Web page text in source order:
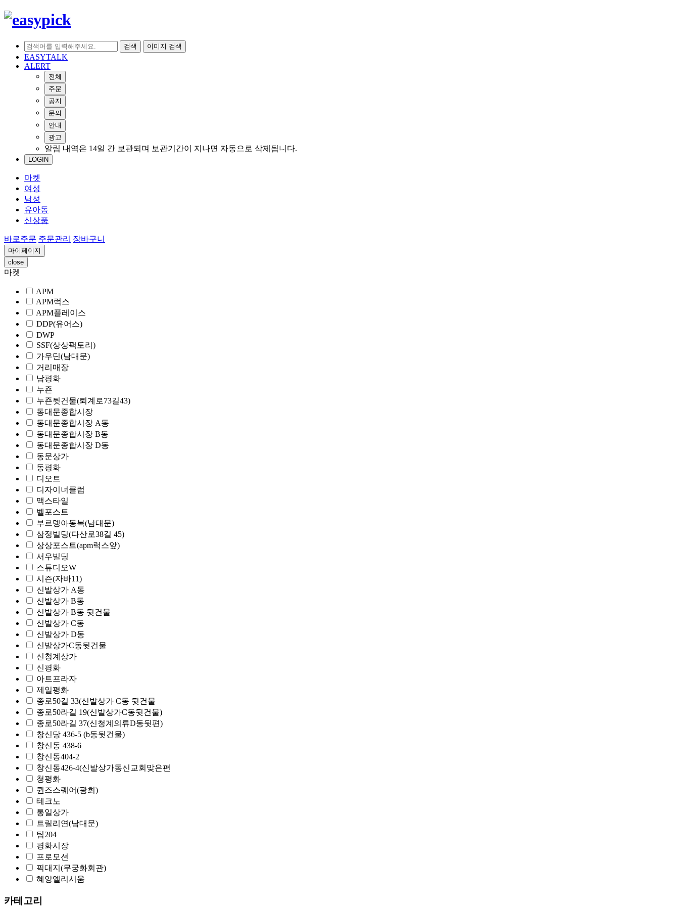
검색 이미지 검색
EASYTALK
ALERT
전체
주문
공지
문의
안내
광고
알림 내역은 14일 간 보관되며 보관기간이 지나면 자동으로 삭제됩니다.
LOGIN
마켓
여성
남성
유아동
신상품
바로주문 주문관리 장바구니
마이페이지
close
마켓
APM
APM럭스
APM플레이스
DDP(유어스)
DWP
SSF(상상팩토리)
가우딘(남대문)
거리매장
남평화
누죤
누죤뒷건물(퇴계로73길43)
동대문종합시장
동대문종합시장 A동
동대문종합시장 B동
동대문종합시장 D동
동문상가
동평화
디오트
디자이너클럽
맥스타일
벨포스트
부르뎅아동복(남대문)
삼정빌딩(다산로38길 45)
상상포스트(apm럭스앞)
서우빌딩
스튜디오W
시즌(자바11)
신발상가 A동
신발상가 B동
신발상가 B동 뒷건물
신발상가 C동
신발상가 D동
신발상가C동뒷건물
신청계상가
신평화
아트프라자
제일평화
종로50길 33(신발상가 C동 뒷건물
종로50라길 19(신발상가C동뒷건물)
종로50라길 37(신청계의류D동뒷편)
창신당 436-5 (b동뒷건물)
창신동 438-6
창신동404-2
창신동426-4(신발상가동신교회맞은편
청평화
퀸즈스퀘어(광희)
테크노
통일상가
트릴리연(남대문)
팀204
평화시장
프로모션
픽대지(무궁화회관)
혜양엘리시움
카테고리